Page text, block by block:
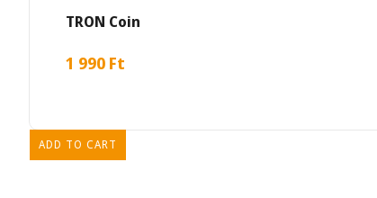
ADD TO CART
TRON Coin
1 990 Ft